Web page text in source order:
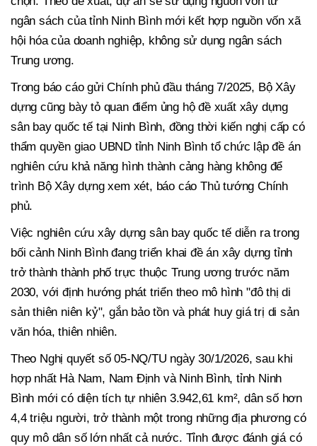
ngân sách của tỉnh Ninh Bình mới kết hợp nguồn vốn xã
hội hóa của doanh nghiệp, không sử dụng ngân sách
Trung ương.
Trong báo cáo gửi Chính phủ đầu tháng 7/2025, Bộ Xây
dựng cũng bày tỏ quan điểm ủng hộ đề xuất xây dựng
sân bay quốc tế tại Ninh Bình, đồng thời kiến nghị cấp có
thẩm quyền giao UBND tỉnh Ninh Bình tổ chức lập đề án
nghiên cứu khả năng hình thành cảng hàng không để
trình Bộ Xây dựng xem xét, báo cáo Thủ tướng Chính
phủ.
Việc nghiên cứu xây dựng sân bay quốc tế diễn ra trong
bối cảnh Ninh Bình đang triển khai đề án xây dựng tỉnh
trở thành thành phố trực thuộc Trung ương trước năm
2030, với định hướng phát triển theo mô hình "đô thị di
sản thiên niên kỷ", gắn bảo tồn và phát huy giá trị di sản
văn hóa, thiên nhiên.
Theo Nghị quyết số 05-NQ/TU ngày 30/1/2026, sau khi
hợp nhất Hà Nam, Nam Định và Ninh Bình, tỉnh Ninh
Bình mới có diện tích tự nhiên 3.942,61 km², dân số hơn
4,4 triệu người, trở thành một trong những địa phương có
quy mô dân số lớn nhất cả nước. Tỉnh được đánh giá có